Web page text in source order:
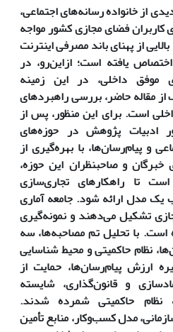
از خانواده رسانه‌های اجتماعی،
کاربران فضای مجازی کشور مواجه
از پهنای باند مصرفی اینترنت
‌یافته است؛ از‌این‌رو، در
موفق داخلی، در این زمینه
مقاله حاضر، بررسی راهبردهای
است. برای این منظور، پس از
ادبیات پژوهش در حوزه‌های
و پیام‌رسان‌ها، با بهره‌گیری از
و صاحبنظران این حوزه،
تا راهکارهای تجاری‌سازی
یک مدل ارائه شود. جامعه آماری
تشکیل می‌دهند و نمونه‌گیری
با تحلیل تم مصاحبه‌ها، سه
نظام حاکمیتی و محیط شناسایی
ارزش پیام‌رسان‌ها، حمایت از
و قانون‌گذاری، شایسته
نظام حاکمیتی شمرده شدند.
مدل کسب‌وکار، منابع تأمین